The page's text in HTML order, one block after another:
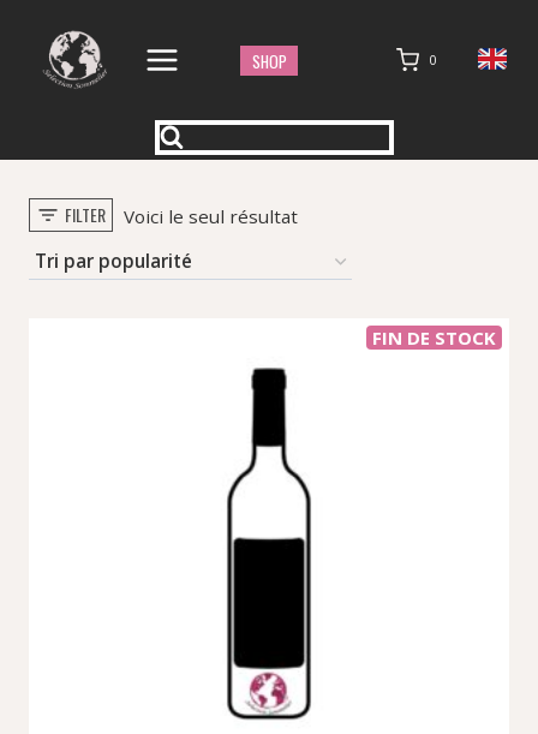
contenu
SHOP 0
FILTER Voici le seul résultat
FIN DE STOCK